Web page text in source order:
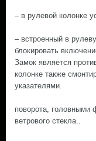
– в рулевой колонке
– встроенный в
блокировать
Замок является
колонке также
указателями.
поворота, головными
ветрового стекла..